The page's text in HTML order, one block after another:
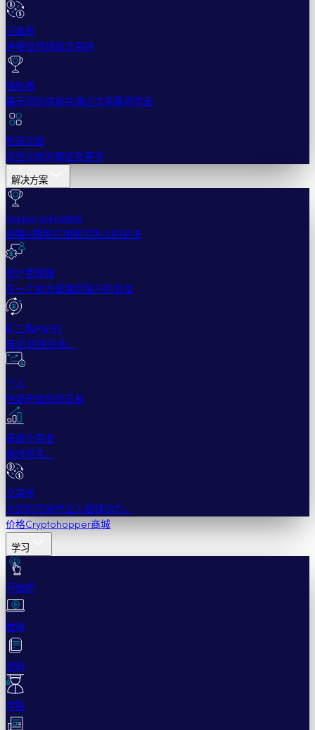
交易所
连接世界顶级交易所
锦标赛
展示您的技能并通过交易赢得奖品
所有功能
这些功能的概述及更多
解决方案
Hopper ArenaNEW
观看AI模型在加密市场上的对决
资产管理器
在一个地方管理您客户的资金
矿工和PSP的
自动 转换资金。
个人
快速开始您的交易
高级交易者
保持领先。
交易所
为您的交易所注入超级动力。
价格Cryptohopper商城
学习
开始吧
教程
资料
学院